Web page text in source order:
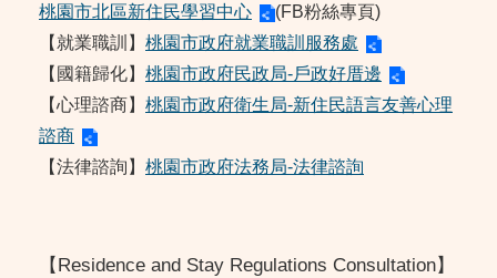
桃園市北區新住民學習中心
(FB粉絲專頁)
【就業職訓】 桃園市政府就業職訓服務處
【國籍歸化】 桃園市政府民政局-戶政好厝邊
【心理諮商】 桃園市政府衛生局-新住民語言友善心理
諮商
【法律諮詢】 桃園市政府法務局-法律諮詢
【Residence and Stay Regulations Consultation】